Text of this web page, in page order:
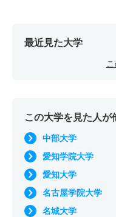
最近見た大学
この大学を見た人
中部大学
愛知学院大学
愛知大学
名古屋学院大学
名城大学